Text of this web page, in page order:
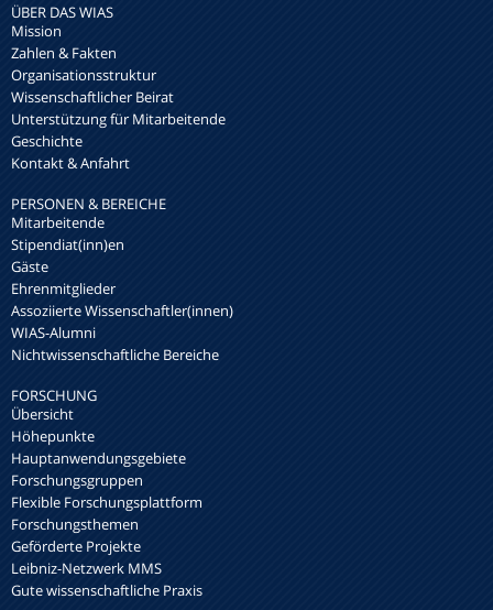
ÜBER DAS WIAS
Mission
Zahlen & Fakten
Organisationsstruktur
Wissenschaftlicher Beirat
Unterstützung für Mitarbeitende
Geschichte
Kontakt & Anfahrt
PERSONEN & BEREICHE
Mitarbeitende
Stipendiat(inn)en
Gäste
Ehrenmitglieder
Assoziierte Wissenschaftler(innen)
WIAS-Alumni
Nichtwissenschaftliche Bereiche
FORSCHUNG
Übersicht
Höhepunkte
Hauptanwendungsgebiete
Forschungsgruppen
Flexible Forschungsplattform
Forschungsthemen
Geförderte Projekte
Leibniz-Netzwerk MMS
Gute wissenschaftliche Praxis